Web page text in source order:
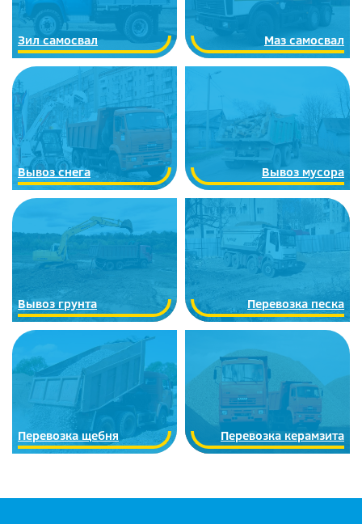
Зил самосвал Маз самосвал
Вывоз снега Вывоз мусора
Вывоз грунта Перевозка песка
Перевозка щебня Перевозка керамзита